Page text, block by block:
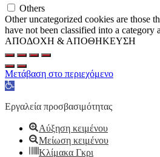
Others
Other uncategorized cookies are those
have not been classified into a category
ΑΠΟΔΟΧΗ & ΑΠΟΘΗΚΕΥΣΗ
Μετάβαση στο περιεχόμενο
Ανοίξτε
γραμμή
Εργαλεία προσβασιμότητας
Αύξηση κειμένου
Μείωση κειμένου
Κλίμακα Γκρι